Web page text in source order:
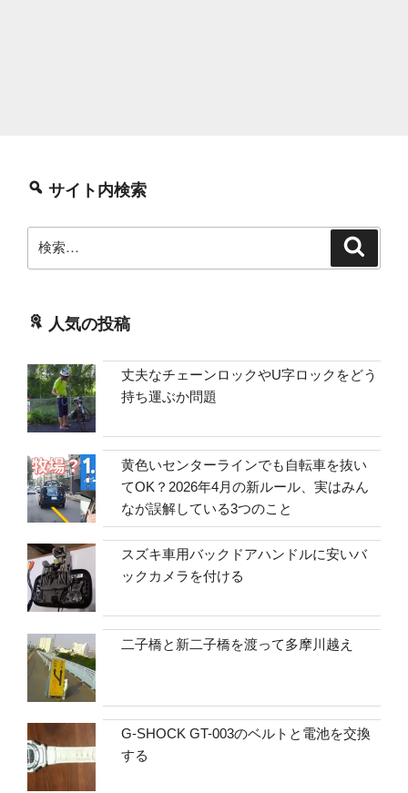
サイト内検索
索:
人気の投稿
丈夫なチェーンロックやU字ロックをどう
持ち運ぶか問題
黄色いセンターラインでも自転車を抜い
てOK？2026年4月の新ルール、実はみん
なが誤解している3つのこと
スズキ車用バックドアハンドルに安いバ
ックカメラを付ける
二子橋と新二子橋を渡って多摩川越え
G-SHOCK GT-003のベルトと電池を交換
する